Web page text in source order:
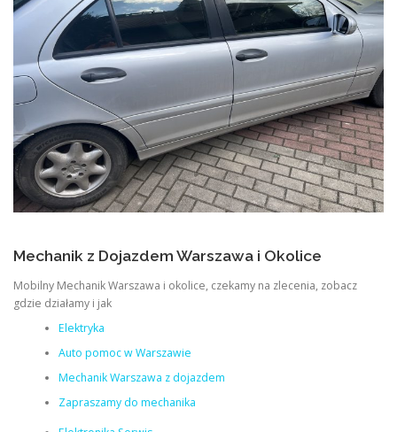
Mechanik z Dojazdem Warszawa i Okolice
Mobilny Mechanik Warszawa i okolice, czekamy na zlecenia, zobacz
gdzie działamy i jak
Elektryka
Auto pomoc w Warszawie
Mechanik Warszawa z dojazdem
Zapraszamy do mechanika